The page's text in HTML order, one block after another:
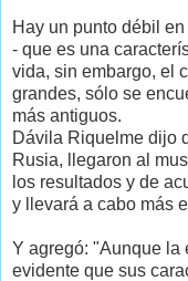
Hay un punto débil
- que es una
vida, sin embargo, el
grandes, sólo se
más antiguos.
Dávila Riquelme dijo
Rusia, llegaron al
los resultados y de
y llevará a cabo más
Y agregó: "Aunque la
evidente que sus